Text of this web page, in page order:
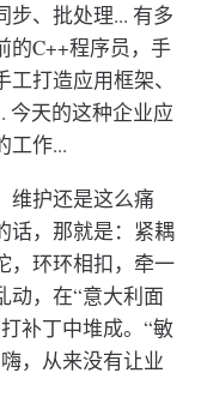
步、批处理... 有多
的C++程序员，手
打造应用框架、
今天的这种企业应
工作...
维护还是这么痛
话，那就是：紧耦
，环环相扣，牵一
动，在“意大利面
补丁中堆成。“敏
，从来没有让业